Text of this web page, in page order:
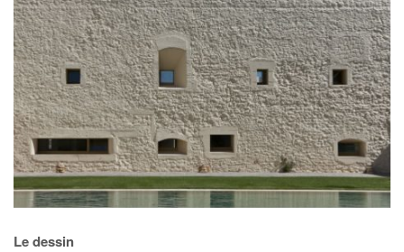
Le dessin